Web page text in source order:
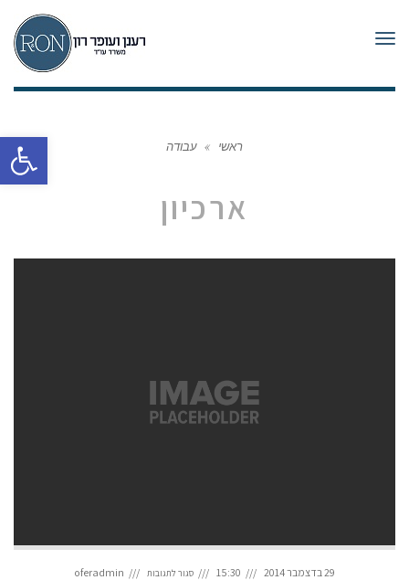
פתח
תפריט
ראשי » עבודה
ארכיון
29 בדצמבר 2014 15:30 סגור לתגובות מנוחה oferadmin